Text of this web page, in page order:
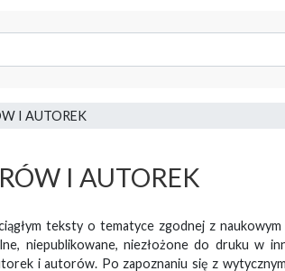
I AUTOREK
I AUTOREK
teksty o tematyce zgodnej z naukowym
niepublikowane, niezłożone do druku w
i autorów. Po zapoznaniu się z